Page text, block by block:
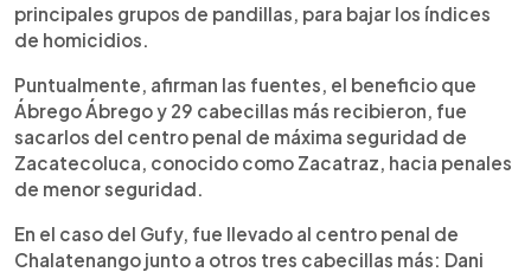
principales grupos de pandillas, para bajar los índices
de homicidios.
Puntualmente, afirman las fuentes, el beneficio que
Ábrego Ábrego y 29 cabecillas más recibieron, fue
sacarlos del centro penal de máxima seguridad de
Zacatecoluca, conocido como Zacatraz, hacia penales
de menor seguridad.
En el caso del Gufy, fue llevado al centro penal de
Chalatenango junto a otros tres cabecillas más: Dani